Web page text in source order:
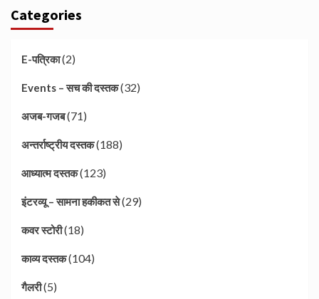
Categories
E-पत्रिका(2)
Events – सच की दस्तक(32)
अजब-गजब(71)
अन्तर्राष्ट्रीय दस्तक(188)
आध्यात्म दस्तक(123)
इंटरव्यू – सामना हकीकत से(29)
कवर स्टोरी(18)
काव्य दस्तक(104)
गैलरी(5)